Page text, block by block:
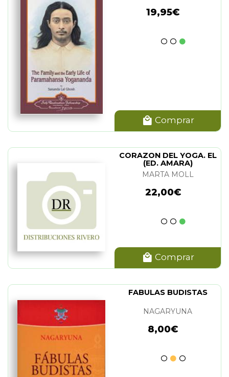
19,95€
Comprar
CORAZON DEL YOGA. EL
(ED. AMARA)
MARTA MOLL
22,00€
Comprar
FABULAS BUDISTAS
NAGARYUNA
8,00€